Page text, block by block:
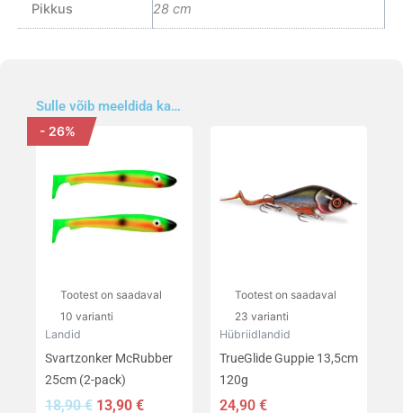
Pikkus 28 cm
Sulle võib meeldida ka…
- 26%
Tootest on saadaval
10 varianti
Landid
Svartzonker McRubber
25cm (2-pack)
18,90€
oli:
18,90 €.
13,90 €
on:
13,90 €.
Sellel
on
mitu
varianti.
Valikuid
teha
tootelehel.
Tootest on saadaval
23 varianti
Hübriidlandid
TrueGlide Guppie 13,5cm
120g
24,90 €
mitu
teha
tootelehel.